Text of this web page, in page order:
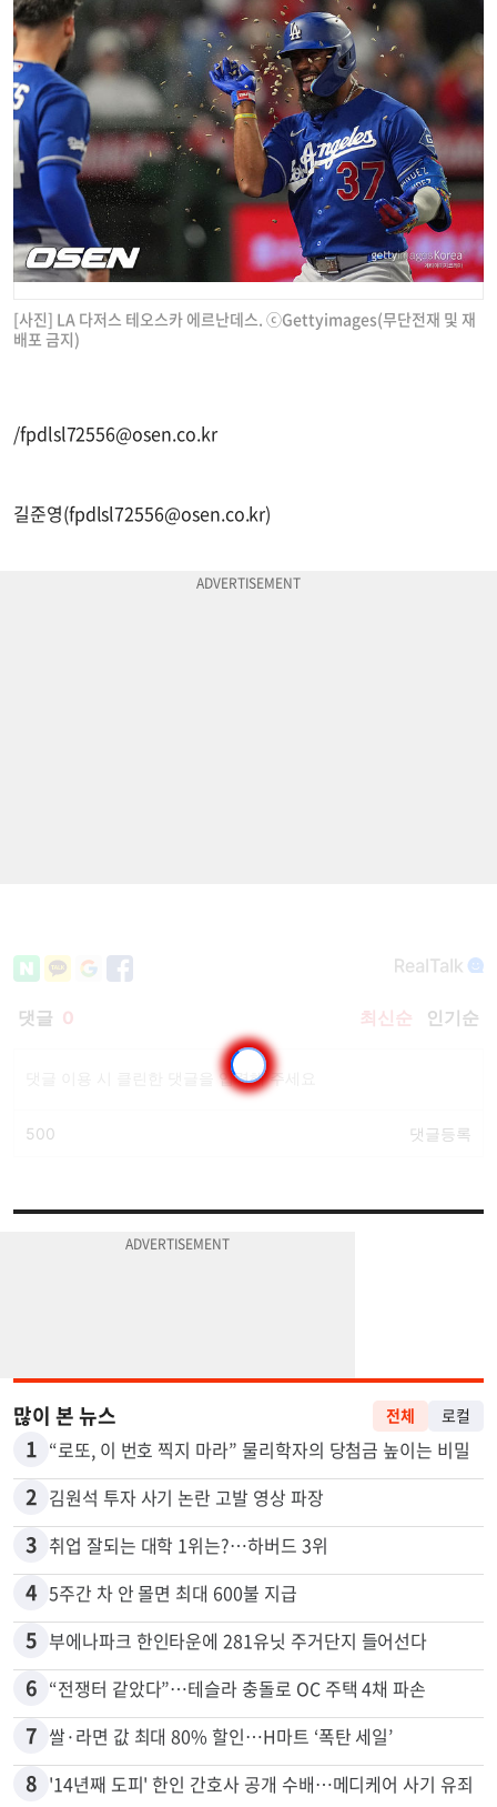
[사진] LA 다저스 테오스카 에르난데스. ⓒGettyimages(무단전재 및 재
배포 금지)
/fpdlsl72556@osen.co.kr
길준영(fpdlsl72556@osen.co.kr)
많이 본 뉴스
1 “로또, 이 번호 찍지 마라” 물리학자의 당첨금 높이는 비밀
2 김원석 투자 사기 논란 고발 영상 파장
3 취업 잘되는 대학 1위는?…하버드 3위
4 5주간 차 안 몰면 최대 600불 지급
5 부에나파크 한인타운에 281유닛 주거단지 들어선다
6 “전쟁터 같았다”…테슬라 충돌로 OC 주택 4채 파손
7 쌀·라면 값 최대 80% 할인…H마트 ‘폭탄 세일’